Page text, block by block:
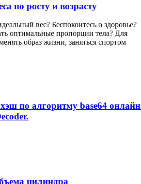
по росту и возрасту
вес? Беспокоитесь о здоровье?
оптимальные пропорции тела? Для
образ жизни, заняться спортом
по алгоритму base64
цилиндра